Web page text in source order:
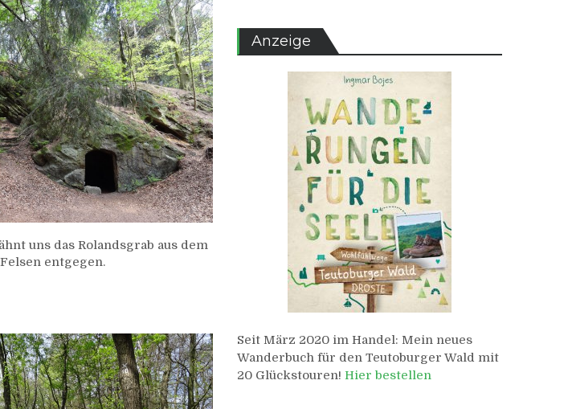
uns das Rolandsgrab aus dem
Felsen entgegen.
Anzeige
Seit März 2020 im Handel: Mein neues
Wanderbuch für den Teutoburger Wald mit
20 Glückstouren! Hier bestellen